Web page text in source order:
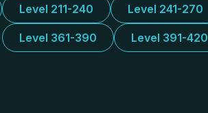
Level 211-240 Level 241-270
Level 361-390 Level 391-420